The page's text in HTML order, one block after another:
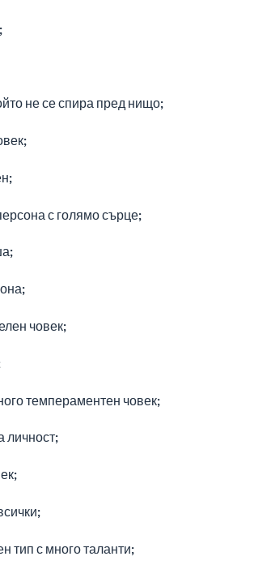
не се спира пред нищо;
с голямо сърце;
човек;
темпераментен човек;
личност;
тип с много таланти;